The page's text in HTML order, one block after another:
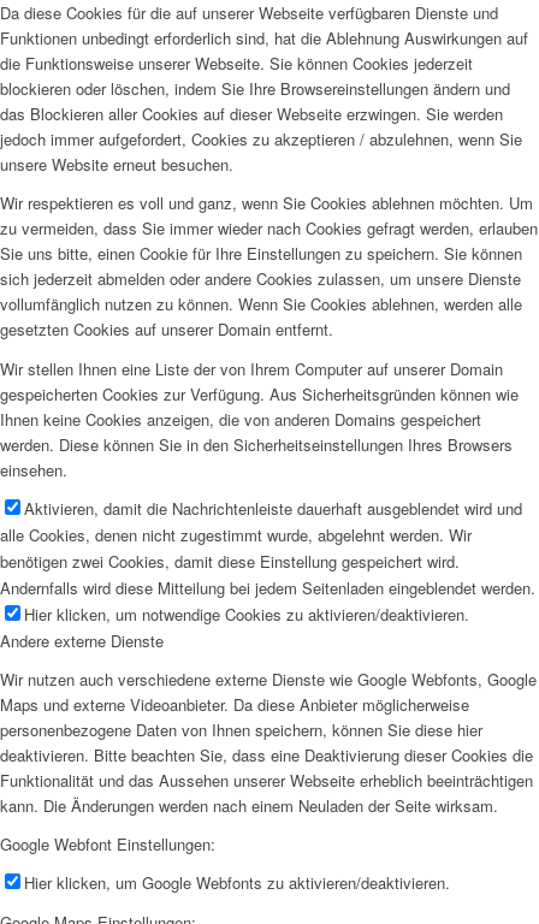
Da diese Cookies für die auf unserer Webseite verfügbaren Dienste und
Funktionen unbedingt erforderlich sind, hat die Ablehnung Auswirkungen auf
die Funktionsweise unserer Webseite. Sie können Cookies jederzeit
blockieren oder löschen, indem Sie Ihre Browsereinstellungen ändern und
das Blockieren aller Cookies auf dieser Webseite erzwingen. Sie werden
jedoch immer aufgefordert, Cookies zu akzeptieren / abzulehnen, wenn Sie
unsere Website erneut besuchen.
Wir respektieren es voll und ganz, wenn Sie Cookies ablehnen möchten. Um
zu vermeiden, dass Sie immer wieder nach Cookies gefragt werden, erlauben
Sie uns bitte, einen Cookie für Ihre Einstellungen zu speichern. Sie können
sich jederzeit abmelden oder andere Cookies zulassen, um unsere Dienste
vollumfänglich nutzen zu können. Wenn Sie Cookies ablehnen, werden alle
gesetzten Cookies auf unserer Domain entfernt.
Wir stellen Ihnen eine Liste der von Ihrem Computer auf unserer Domain
gespeicherten Cookies zur Verfügung. Aus Sicherheitsgründen können wie
Ihnen keine Cookies anzeigen, die von anderen Domains gespeichert
werden. Diese können Sie in den Sicherheitseinstellungen Ihres Browsers
einsehen.
Aktivieren, damit die Nachrichtenleiste dauerhaft ausgeblendet wird und
alle Cookies, denen nicht zugestimmt wurde, abgelehnt werden. Wir
benötigen zwei Cookies, damit diese Einstellung gespeichert wird.
Andernfalls wird diese Mitteilung bei jedem Seitenladen eingeblendet werden.
Hier klicken, um notwendige Cookies zu aktivieren/deaktivieren.
Andere externe Dienste
Wir nutzen auch verschiedene externe Dienste wie Google Webfonts, Google
Maps und externe Videoanbieter. Da diese Anbieter möglicherweise
personenbezogene Daten von Ihnen speichern, können Sie diese hier
deaktivieren. Bitte beachten Sie, dass eine Deaktivierung dieser Cookies die
Funktionalität und das Aussehen unserer Webseite erheblich beeinträchtigen
kann. Die Änderungen werden nach einem Neuladen der Seite wirksam.
Google Webfont Einstellungen:
Hier klicken, um Google Webfonts zu aktivieren/deaktivieren.